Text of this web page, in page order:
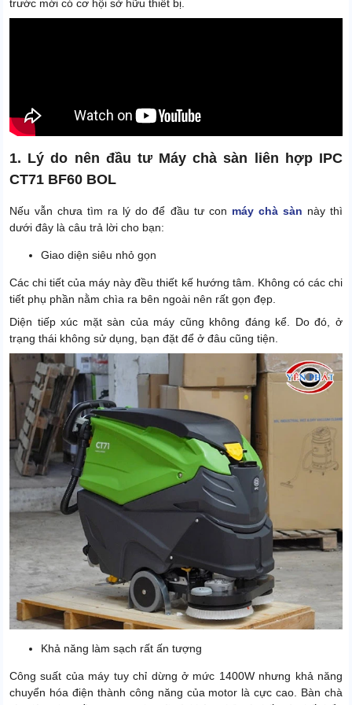
Công suất 1400W
trước mới có cơ hội sở hữu thiết bị.
1. Lý do nên đầu tư Máy chà sàn liên hợp IPC
CT71 BF60 BOL
Nếu vẫn chưa tìm ra lý do để đầu tư con máy chà sàn này thì
dưới đây là câu trả lời cho bạn:
Giao diện siêu nhỏ gọn
Các chi tiết của máy này đều thiết kế hướng tâm. Không có các chi
tiết phụ phần nằm chìa ra bên ngoài nên rất gọn đẹp.
Diện tiếp xúc mặt sàn của máy cũng không đáng kể. Do đó, ở
trạng thái không sử dụng, bạn đặt để ở đâu cũng tiện.
Khả năng làm sạch rất ấn tượng
Công suất của máy tuy chỉ dừng ở mức 1400W nhưng khả năng
chuyển hóa điện thành công năng của motor là cực cao. Bàn chà